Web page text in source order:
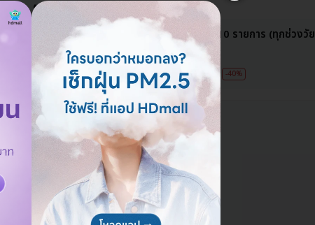
ตรวจภูมิแพ้อากาศ 10 รายการ (ทุกช่วงวัย
สะกิดผิวหนัง)
2,158 บาท 3,600 บาท -40%